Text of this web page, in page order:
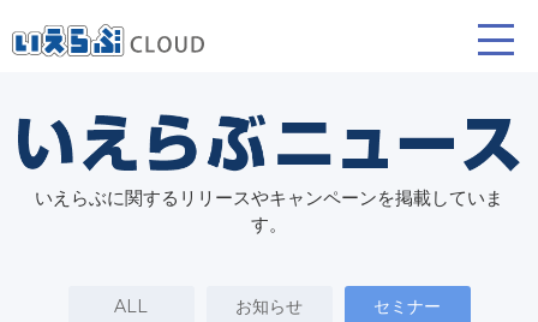
賃貸仲介
業務向け機能
売買仲介
業務向け機能
賃貸管理
業務向け機能
いえらぶに関するリリースやキャンペーンを掲載していま
す。
ALL お知らせ セミナー